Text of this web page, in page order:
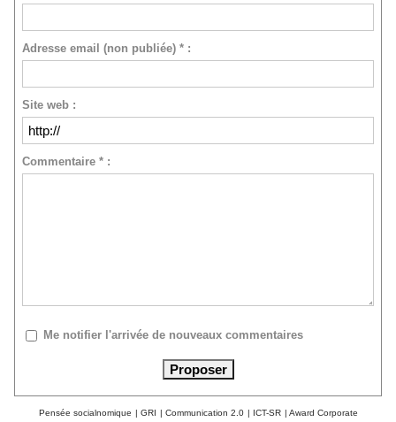
Adresse email (non publiée) * :
Site web :
Commentaire * :
Me notifier l'arrivée de nouveaux commentaires
Pensée socialnomique | GRI | Communication 2.0 | ICT-SR | Award Corporate